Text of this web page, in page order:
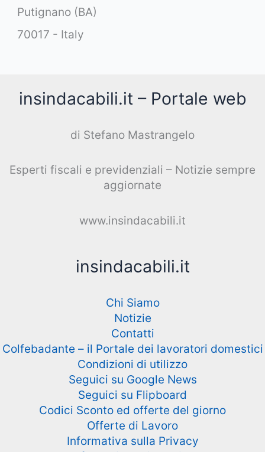
Putignano (BA)
70017 - Italy
insindacabili.it – Portale web
di Stefano Mastrangelo
Esperti fiscali e previdenziali – Notizie sempre
aggiornate
www.insindacabili.it
insindacabili.it
Chi Siamo
Notizie
Contatti
Colfebadante – il Portale dei lavoratori domestici
Condizioni di utilizzo
Seguici su Google News
Seguici su Flipboard
Codici Sconto ed offerte del giorno
Offerte di Lavoro
Informativa sulla Privacy